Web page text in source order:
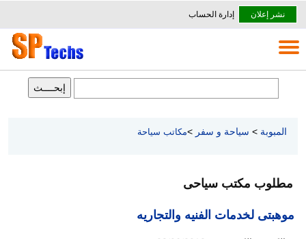
نشر إعلان إدارة الحساب
المبوبة > سياحة و سفر >مكاتب سياحة
مطلوب مكتب سياحى
موهبتى لخدمات الفنيه والتجاريه